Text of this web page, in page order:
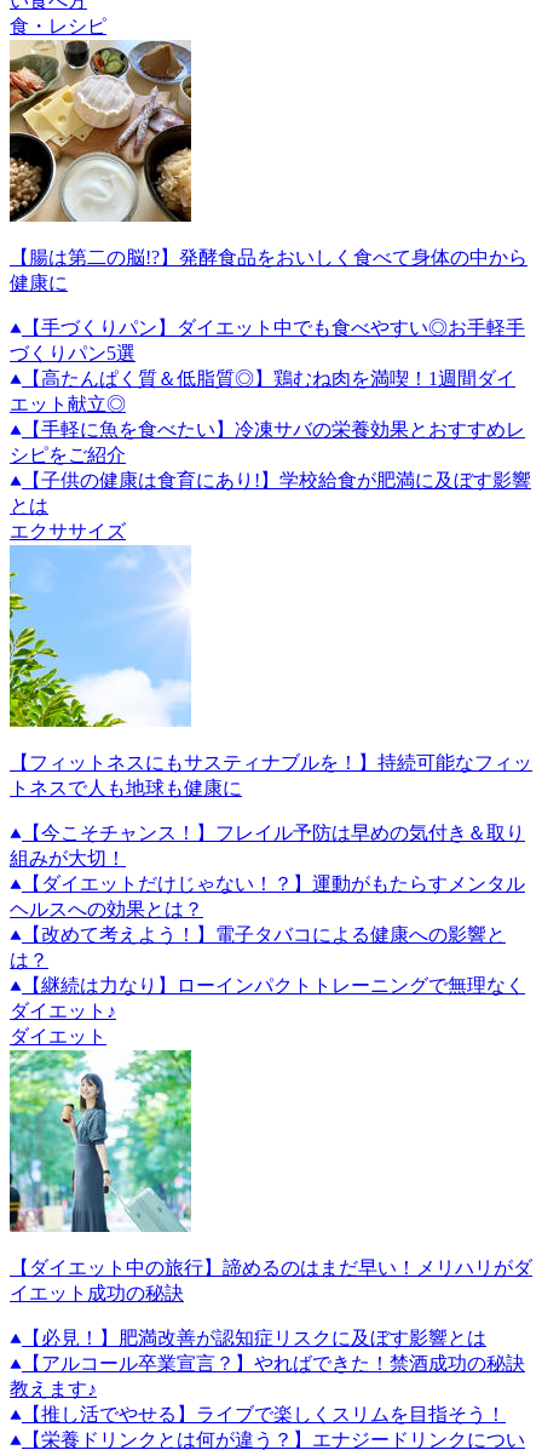
食・レシピ
【腸は第二の脳!?】発酵食品をおいしく食べて身体の中から
健康に
【手づくりパン】ダイエット中でも食べやすい◎お手軽手
づくりパン5選
【高たんぱく質＆低脂質◎】鶏むね肉を満喫！1週間ダイ
エット献立◎
【手軽に魚を食べたい】冷凍サバの栄養効果とおすすめレ
シピをご紹介
【子供の健康は食育にあり!】学校給食が肥満に及ぼす影響
とは
エクササイズ
【フィットネスにもサスティナブルを！】持続可能なフィッ
トネスで人も地球も健康に
【今こそチャンス！】フレイル予防は早めの気付き＆取り
組みが大切！
【ダイエットだけじゃない！？】運動がもたらすメンタル
ヘルスへの効果とは？
【改めて考えよう！】電子タバコによる健康への影響と
は？
【継続は力なり】ローインパクトトレーニングで無理なく
ダイエット♪
ダイエット
【ダイエット中の旅行】諦めるのはまだ早い！メリハリがダ
イエット成功の秘訣
【必見！】肥満改善が認知症リスクに及ぼす影響とは
【アルコール卒業宣言？】やればできた！禁酒成功の秘訣
教えます♪
【推し活でやせる】ライブで楽しくスリムを目指そう！
【栄養ドリンクとは何が違う？】エナジードリンクについ